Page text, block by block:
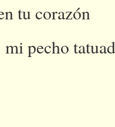
tu corazón
pecho